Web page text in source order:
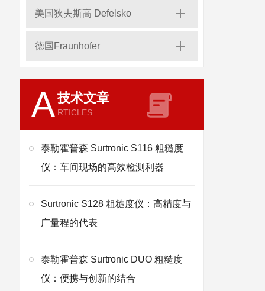
美国狄夫斯高 Defelsko
德国Fraunhofer
A技术文章
RTICLES
泰勒霍普森 Surtronic S116 粗糙度
仪：车间现场的高效检测利器
Surtronic S128 粗糙度仪：高精度与
广量程的代表
泰勒霍普森 Surtronic DUO 粗糙度
仪：便携与创新的结合